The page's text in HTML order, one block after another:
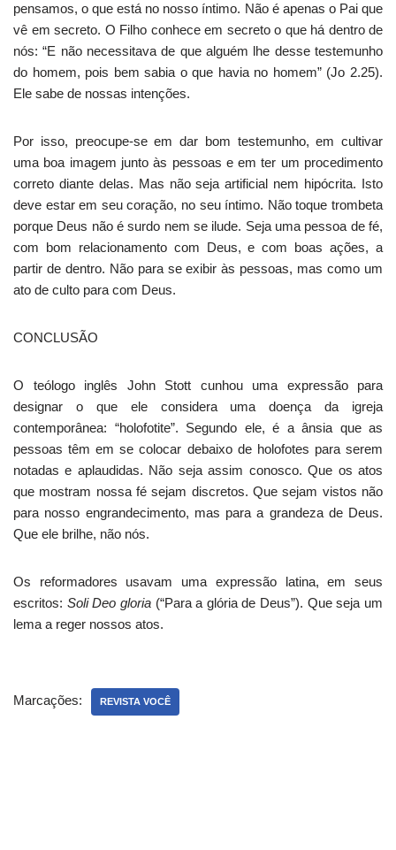
pensamos, o que está no nosso íntimo. Não é apenas o Pai que
vê em secreto. O Filho conhece em secreto o que há dentro de
nós: “E não necessitava de que alguém lhe desse testemunho
do homem, pois bem sabia o que havia no homem” (Jo 2.25).
Ele sabe de nossas intenções.
Por isso, preocupe-se em dar bom testemunho, em cultivar
uma boa imagem junto às pessoas e em ter um procedimento
correto diante delas. Mas não seja artificial nem hipócrita. Isto
deve estar em seu coração, no seu íntimo. Não toque trombeta
porque Deus não é surdo nem se ilude. Seja uma pessoa de fé,
com bom relacionamento com Deus, e com boas ações, a
partir de dentro. Não para se exibir às pessoas, mas como um
ato de culto para com Deus.
CONCLUSÃO
O teólogo inglês John Stott cunhou uma expressão para
designar o que ele considera uma doença da igreja
contemporânea: “holofotite”. Segundo ele, é a ânsia que as
pessoas têm em se colocar debaixo de holofotes para serem
notadas e aplaudidas. Não seja assim conosco. Que os atos
que mostram nossa fé sejam discretos. Que sejam vistos não
para nosso engrandecimento, mas para a grandeza de Deus.
Que ele brilhe, não nós.
Os reformadores usavam uma expressão latina, em seus
escritos: Soli Deo gloria (“Para a glória de Deus”). Que seja um
lema a reger nossos atos.
Marcações: REVISTA VOCÊ